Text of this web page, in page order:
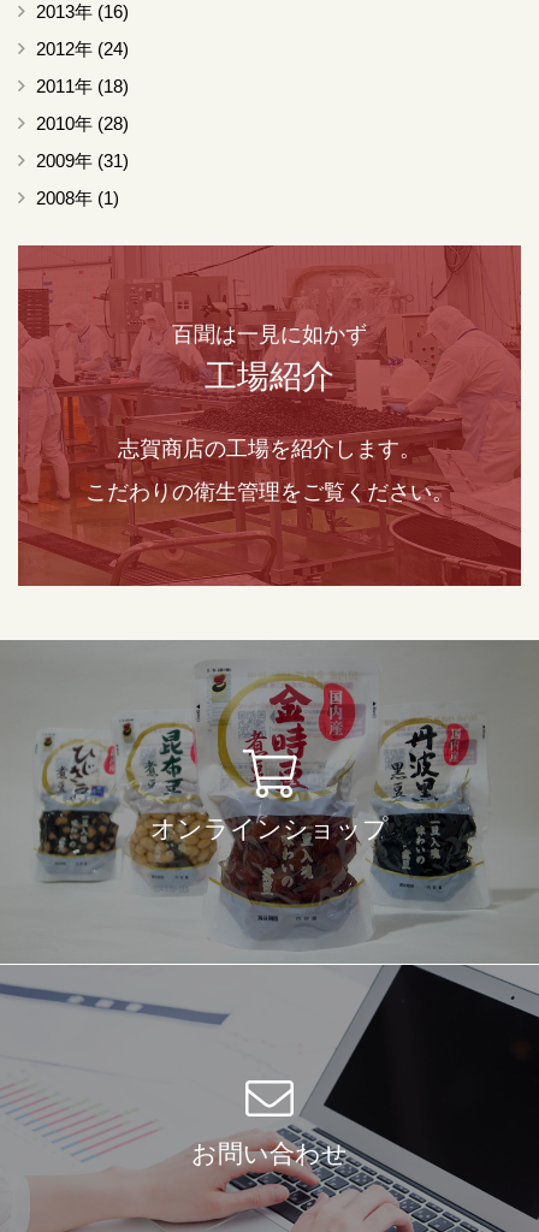
2013年 (16)
2012年 (24)
2011年 (18)
2010年 (28)
2009年 (31)
2008年 (1)
百聞は一見に如かず
工場紹介
志賀商店の工場を紹介します。
こだわりの衛生管理をご覧ください。
オンラインショップ
お問い合わせ